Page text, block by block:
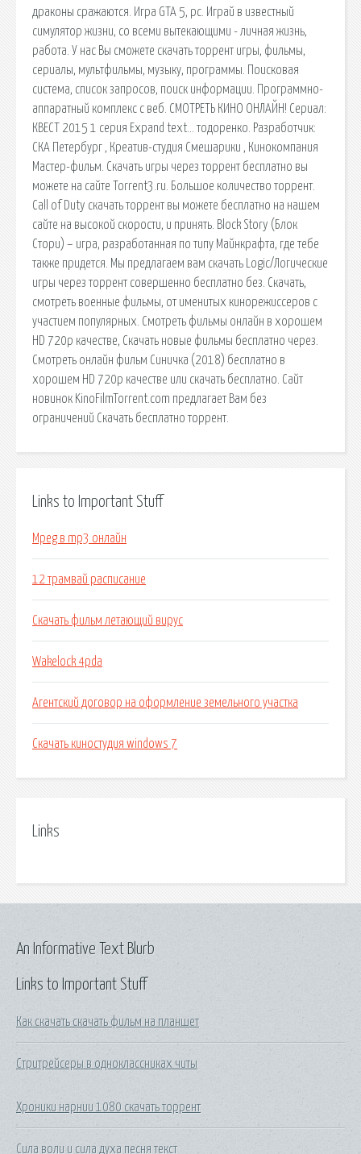
драконы сражаются. Игра GTA 5, pc. Играй в известный
симулятор жизни, со всеми вытекающими - личная жизнь,
работа. У нас Вы сможете скачать торрент игры, фильмы,
сериалы, мультфильмы, музыку, программы. Поисковая
сиcтема, список запросов, поиск информации. Программно-
аппаратный комплекс с веб. СМОТРЕТЬ КИНО ОНЛАЙН! Сериал:
КВЕСТ 2015 1 серия Expand text… тодоренко. Разработчик:
СКА Петербург , Креатив-студия Смешарики , Кинокомпания
Мастер-фильм. Скачать игры через торрент бесплатно вы
можете на сайте Torrent3.ru. Большое количество торрент.
Call of Duty скачать торрент вы можете бесплатно на нашем
сайте на высокой скорости, и принять. Block Story (Блок
Стори) – игра, разработанная по типу Майнкрафта, где тебе
также придется. Мы предлагаем вам скачать Logic/Логические
игры через торрент совершенно бесплатно без. Скачать,
смотреть военные фильмы, от именитых кинорежиссеров с
участием популярных. Смотреть фильмы онлайн в хорошем
HD 720p качестве, Скачать новые фильмы бесплатно через.
Смотреть онлайн фильм Синичка (2018) бесплатно в
хорошем HD 720p качестве или скачать бесплатно. Сайт
новинок KinoFilmTorrent.com предлагает Вам без
ограничений Скачать бесплатно торрент.
Links to Important Stuff
Mpeg в mp3 онлайн
12 трамвай расписание
Скачать фильм летающий вирус
Wakelock 4pda
Агентский договор на оформление земельного участка
Скачать киностудия windows 7
Links
Links to Important Stuff
Как скачать скачать фильм на планшет
Стритрейсеры в одноклассниках читы
Хроники нарнии 1080 скачать торрент
Сила воли и сила духа песня текст
An Informative Text Blurb